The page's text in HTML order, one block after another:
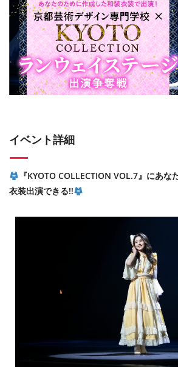
イベント詳細
『KYOTO COLLECTION VOL.7』にあ
衣装出演できる‼︎